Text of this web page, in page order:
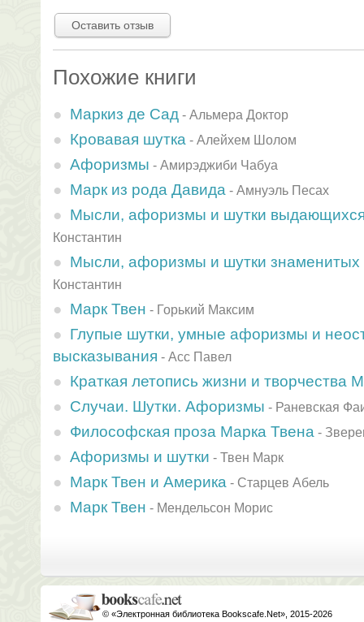
Оставить отзыв
Похожие книги
Маркиз де Сад - Альмера Доктор
Кровавая шутка - Алейхем Шолом
Афоризмы - Амирэджиби Чабуа
Марк из рода Давида - Амнуэль Песах
Мысли, афоризмы и шутки
Константин
Мысли, афоризмы и шутки знаменитых
Константин
Марк Твен - Горький Максим
Глупые шутки, умные афоризмы и
высказывания - Асс Павел
Краткая летопись жизни и творчества
Случаи. Шутки. Афоризмы - Раневская
Философская проза Марка Твена -
Афоризмы и шутки - Твен Марк
Марк Твен и Америка - Старцев Абель
Марк Твен - Мендельсон Морис
© «Электронная библиотека Bookscafe.Net», 2015-2026